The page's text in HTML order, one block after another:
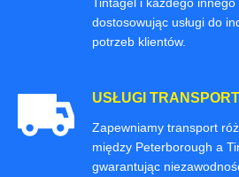
dostosowując usługi do
potrzeb klientów.
USŁUGI
Zapewniamy transport
między Peterborough a
gwarantując